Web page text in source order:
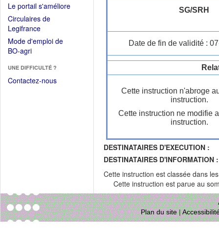
Le portail s'améliore(Fichier
Circulaires de
Legifrance(Ouvrir
dans
une
fenêtre)
Mode d'emploi de
BO-agri(Ouvrir
une
nouvelle
UNE DIFFICULTÉ ?
Contactez-nous
SG/SRH
Date de fin de validité :
Cette instruction n'abroge
instruction.
Cette instruction ne modifie
instruction.
DESTINATAIRES D'EXECUTION :
DESTINATAIRES D'INFORMATION :
Cette instruction est classée dans
Cette instruction est parue au
Plan du site|